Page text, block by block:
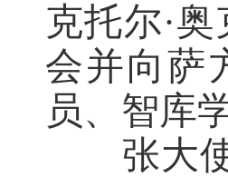
克托尔·
会并向萨
员、智库
张大